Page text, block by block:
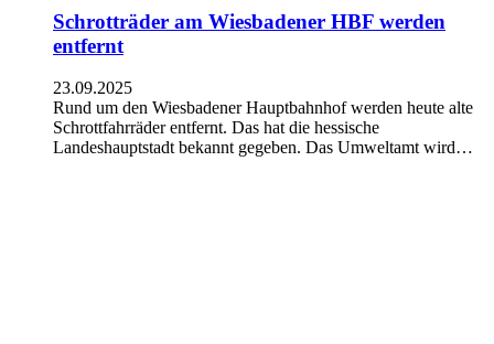
Schrotträder am Wiesbadener HBF werden
entfernt
23.09.2025
Rund um den Wiesbadener Hauptbahnhof werden heute alte
Schrottfahrräder entfernt. Das hat die hessische
Landeshauptstadt bekannt gegeben. Das Umweltamt wird…